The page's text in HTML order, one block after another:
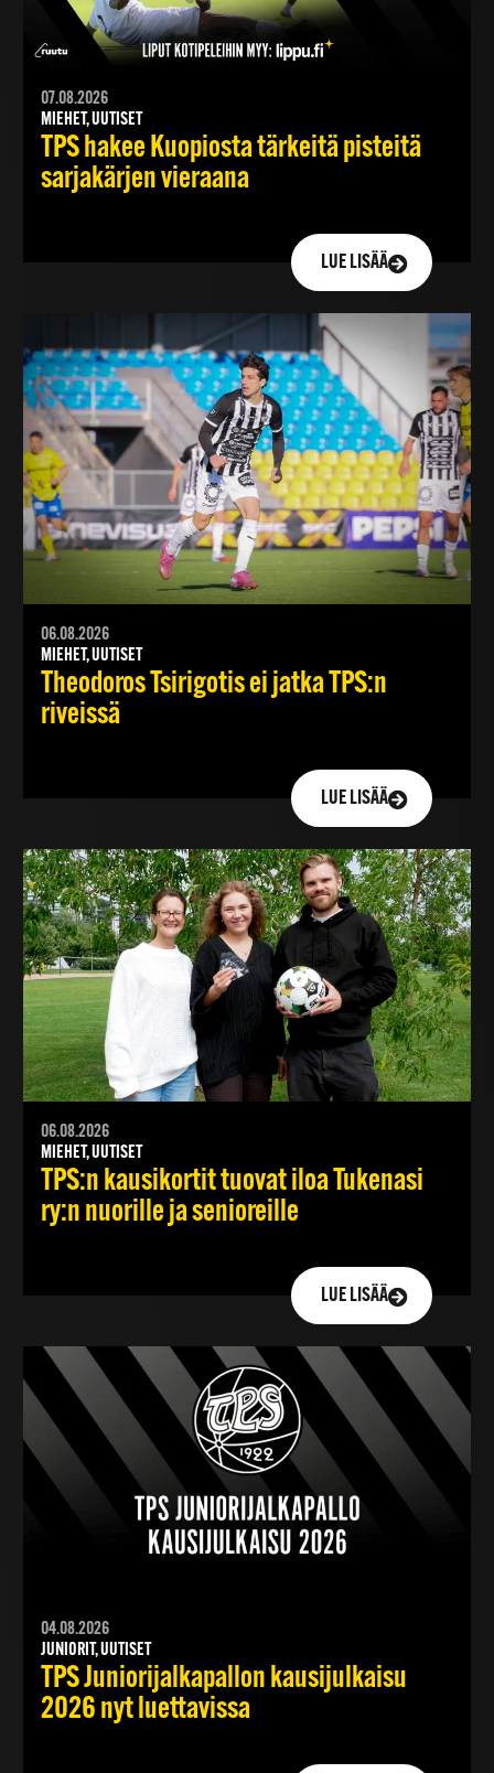
07.08.2026
MIEHET, UUTISET
TPS hakee Kuopiosta tärkeitä pisteitä
sarjakärjen vieraana
LUE LISÄÄ
06.08.2026
MIEHET, UUTISET
Theodoros Tsirigotis ei jatka TPS:n
riveissä
LUE LISÄÄ
06.08.2026
MIEHET, UUTISET
TPS:n kausikortit tuovat iloa Tukenasi
ry:n nuorille ja senioreille
LUE LISÄÄ
04.08.2026
JUNIORIT, UUTISET
TPS Juniorijalkapallon kausijulkaisu
2026 nyt luettavissa